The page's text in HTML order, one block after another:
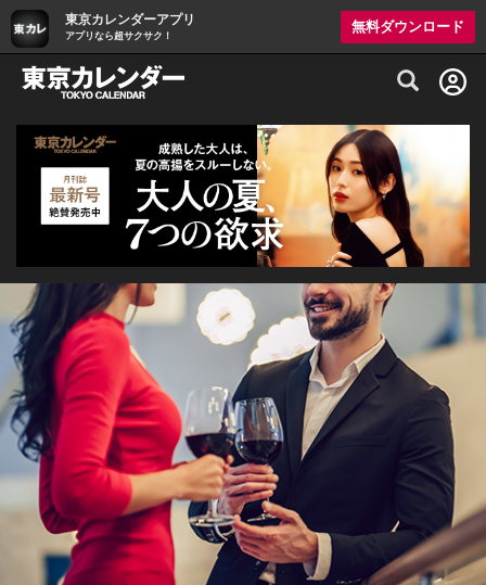
東京カレンダーアプリ
アプリなら超サクサク！
無料ダウンロード
グルメ情報・プレミアムレストラン予約